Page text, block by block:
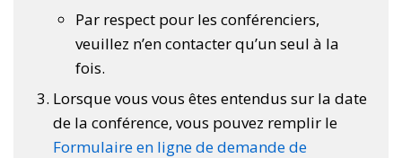
Par respect pour les conférenciers,
veuillez n’en contacter qu’un seul à la
fois.
Lorsque vous vous êtes entendus sur la date
de la conférence, vous pouvez remplir le
Formulaire en ligne de demande de